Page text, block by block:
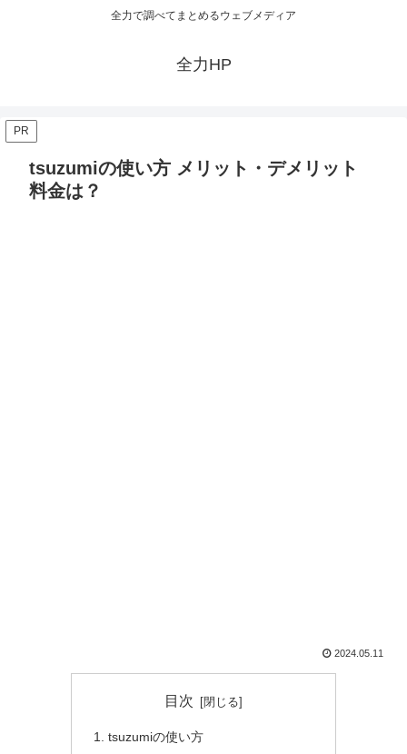
全力で調べてまとめるウェブメディア
全力HP
PR
tsuzumiの使い方 メリット・デメリット
料金は？
2024.05.11
目次
tsuzumiの使い方